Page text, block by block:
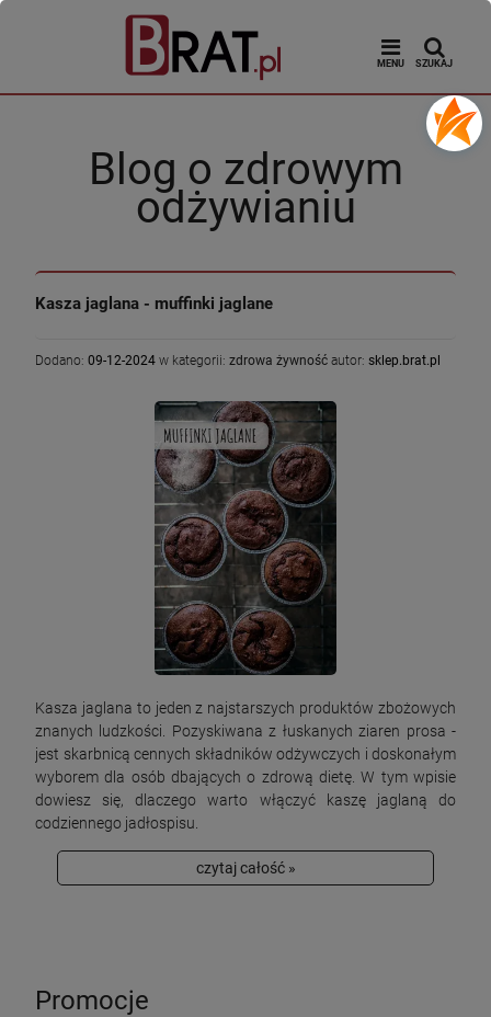
MENU SZUKAJ
Blog o zdrowym
odżywianiu
Kasza jaglana - muffinki jaglane
Dodano: 09-12-2024 w kategorii: zdrowa żywność autor: sklep.brat.pl
Kasza jaglana to jeden z najstarszych produktów zbożowych
znanych ludzkości. Pozyskiwana z łuskanych ziaren prosa -
jest skarbnicą cennych składników odżywczych i doskonałym
wyborem dla osób dbających o zdrową dietę. W tym wpisie
dowiesz się, dlaczego warto włączyć kaszę jaglaną do
codziennego jadłospisu.
czytaj całość »
Promocje